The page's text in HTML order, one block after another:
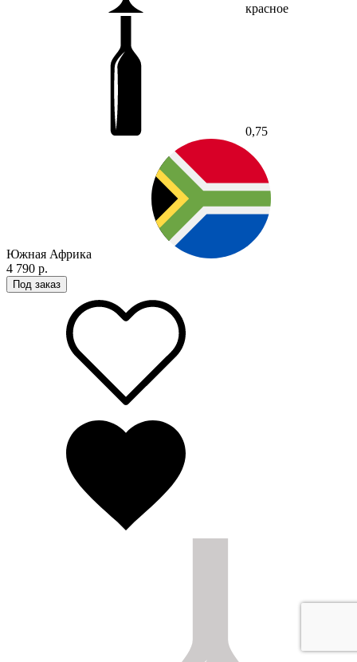
красное
0,75
Южная Африка
4 790 р.
Под заказ